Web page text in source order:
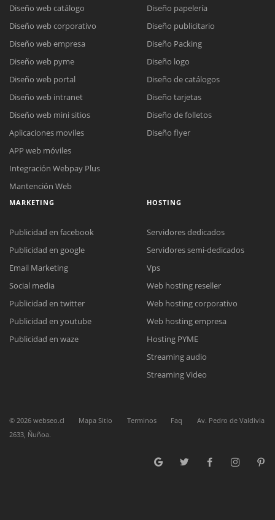
Reunión online
Nuestros ejecutivos le enviarán un correo electrónico con el enlace a
Meet para la reunión online.
Cotización
Complete el formulario y nos contactaremos a la brevedad.
Chat Online
para enviarnos un correo electrónico con sus datos personales.
Diseño web catálogo
Diseño web corporativo
Diseño web empresa
Diseño web pyme
Diseño web portal
Diseño web intranet
Diseño web mini sitios
Aplicaciones moviles
APP web móviles
Integración Webpay Plus
Mantención Web
Diseño papelería
Diseño publicitario
Diseño Packing
Diseño logo
Diseño de catálogos
Diseño tarjetas
Diseño de folletos
Diseño flyer
MARKETING
Publicidad en facebook
Publicidad en google
Email Marketing
Social media
Publicidad en twitter
Publicidad en youtube
Publicidad en waze
HOSTING
Servidores dedicados
Servidores semi-dedicados
Vps
Web hosting reseller
Web hosting corporativo
Web hosting empresa
Hosting PYME
Streaming audio
Streaming Video
© 2026 webseo.cl Mapa Sitio Terminos Faq
Av. Pedro de Valdivia
2633, Ñuñoa.